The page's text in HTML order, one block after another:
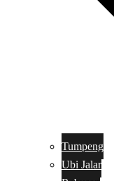
Tumpeng
Ubi Jalar